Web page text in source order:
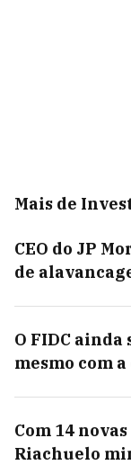
Mais de
CEO do JP
de
O FIDC
mesmo com
Com 14
Riachuelo